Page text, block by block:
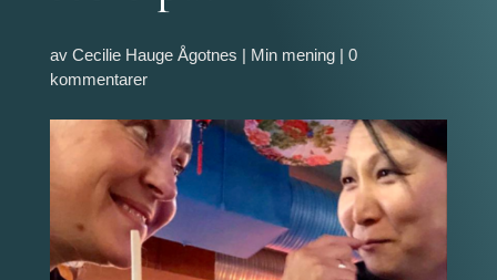
av Cecilie Hauge Ågotnes | Min mening| 0
kommentarer